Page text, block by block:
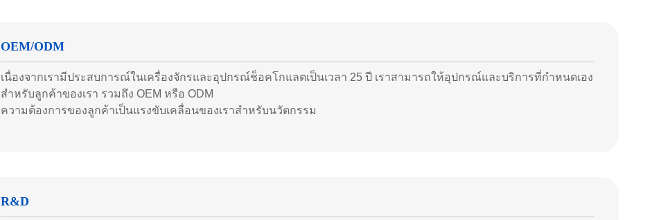
OEM/ODM
เนื่องจากเรามีประสบการณ์ในเครื่องจักรและอุปกรณ์ช็อคโกแลตเป็นเวลา 25 ปี เราสามารถให้อุปกรณ์และบริการที่กําหนดเอง
สําหรับลูกค้าของเรา รวมถึง OEM หรือ ODM
ความต้องการของลูกค้าเป็นแรงขับเคลื่อนของเราสําหรับนวัตกรรม
R&D